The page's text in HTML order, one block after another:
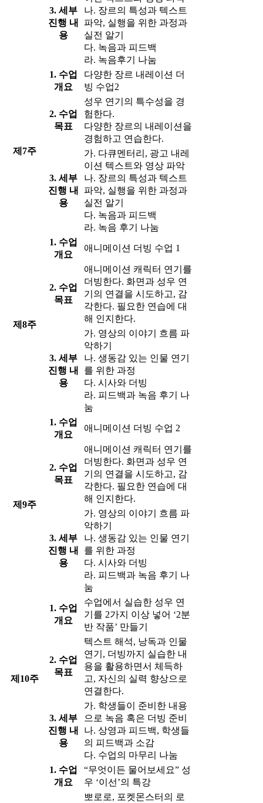
3. 세부
진행 내
용
나. 장르의 특성과 텍스트
파악, 실행을 위한 과정과
실전 알기
다. 녹음과 피드백
라. 녹음후기 나눔
제7주
1. 수업
개요
다양한 장르 내레이션 더
빙 수업2
2. 수업
목표
성우 연기의 특수성을 경
험한다.
다양한 장르의 내레이션을
경험하고 연습한다.
3. 세부
진행 내
용
가. 다큐멘터리, 광고 내레
이션 텍스트와 영상 파악
나. 장르의 특성과 텍스트
파악, 실행을 위한 과정과
실전 알기
다. 녹음과 피드백
라. 녹음 후기 나눔
제8주
1. 수업
개요
애니메이션 더빙 수업 1
2. 수업
목표
애니메이션 캐릭터 연기를
더빙한다. 화면과 성우 연
기의 연결을 시도하고, 감
각한다. 필요한 연습에 대
해 인지한다.
3. 세부
진행 내
용
가. 영상의 이야기 흐름 파
악하기
나. 생동감 있는 인물 연기
를 위한 과정
다. 시사와 더빙
라. 피드백과 녹음 후기 나
눔
제9주
1. 수업
개요
애니메이션 더빙 수업 2
2. 수업
목표
애니메이션 캐릭터 연기를
더빙한다. 화면과 성우 연
기의 연결을 시도하고, 감
각한다. 필요한 연습에 대
해 인지한다.
3. 세부
진행 내
용
가. 영상의 이야기 흐름 파
악하기
나. 생동감 있는 인물 연기
를 위한 과정
다. 시사와 더빙
라. 피드백과 녹음 후기 나
눔
제10주
1. 수업
개요
수업에서 실습한 성우 연
기를 2가지 이상 넣어 ‘2분
반 작품’ 만들기
2. 수업
목표
텍스트 해석, 낭독과 인물
연기, 더빙까지 실습한 내
용을 활용하면서 체득하
고, 자신의 실력 향상으로
연결한다.
3. 세부
진행 내
용
가. 학생들이 준비한 내용
으로 녹음 혹은 더빙 준비
나. 상영과 피드백, 학생들
의 피드백과 소감
다. 수업의 마무리 나눔
1. 수업
개요
“무엇이든 물어보세요” 성
우 ‘이선’의 특강
뽀로로, 포켓몬스터의 로